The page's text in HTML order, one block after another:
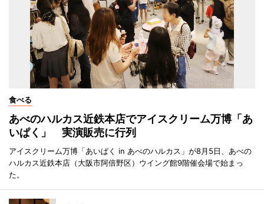
食べる
あべのハルカス近鉄本店でアイスクリーム万博「あ
いぱく」 実演販売に行列
アイスクリーム万博「あいぱく in あべのハルカス」が8月5日、あべの
ハルカス近鉄本店（大阪市阿倍野区）ウイング館9階催会場で始まっ
た。